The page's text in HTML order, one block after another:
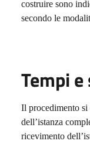
costruire sono
secondo le
Tempi
Il procedimento
dell’istanza
ricevimento